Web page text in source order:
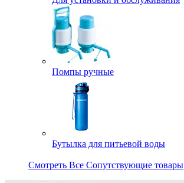
Помпы ручные
Бутылка для питьевой воды
Смотреть Все Сопутствующие товары